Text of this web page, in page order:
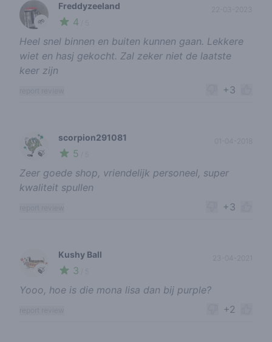
🌱
Freddyzeeland
4
22-03-2023
Heel snel binnen en buiten kunnen gaan. Lekkere
wiet en hasj gekocht. Zal zeker niet de laatste
keer zijn
+3
🍃
scorpion291081
5
Zeer goede shop, vriendelijk personeel, super
kwaliteit spullen
+3
🍃
Kushy Ball
3
23-04-2021
Yooo, hoe is die mona lisa dan bij purple?
+2